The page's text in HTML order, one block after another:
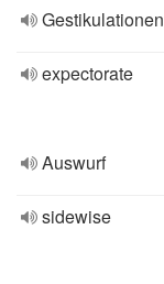
Gestikulationen
expectorate
Auswurf
sidewise